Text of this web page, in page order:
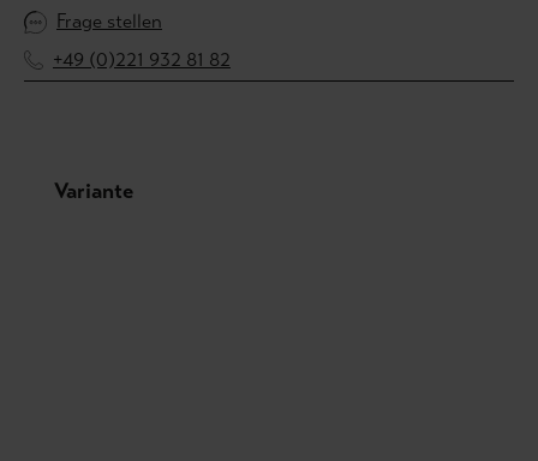
Frage stellen
+49 (0)221 932 81 82
Produktgalerie überspringen
Variante